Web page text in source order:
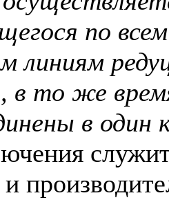
по
линиям
в то же
в один